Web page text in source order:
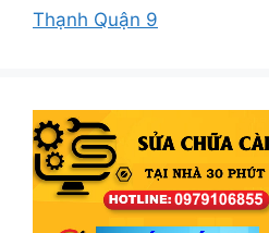
Thạnh Quận 9